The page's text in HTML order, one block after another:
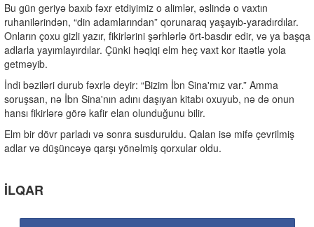
Bu gün geriyə baxıb fəxr etdiyimiz o alimlər, əslində o vaxtın
ruhanilərindən, “din adamlarından” qorunaraq yaşayıb-yaradırdılar.
Onların çoxu gizli yazır, fikirlərini şərhlərlə ört-basdır edir, və ya başqa
adlarla yayımlayırdılar. Çünki həqiqi elm heç vaxt kor itaətlə yola
getməyib.
İndi bəziləri durub fəxrlə deyir: “Bizim İbn Sina'mız var.” Amma
soruşsan, nə İbn Sina'nın adını daşıyan kitabı oxuyub, nə də onun
hansı fikirlərə görə kafir elan olunduğunu bilir.
Elm bir dövr parladı və sonra susduruldu. Qalan isə mifə çevrilmiş
adlar və düşüncəyə qarşı yönəlmiş qorxular oldu.
İLQAR